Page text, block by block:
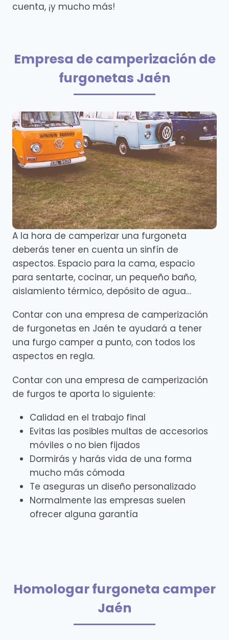
cuenta, ¡y mucho más!
Empresa de camperización de
furgonetas Jaén
A la hora de camperizar una furgoneta
deberás tener en cuenta un sinfín de
aspectos. Espacio para la cama, espacio
para sentarte, cocinar, un pequeño baño,
aislamiento térmico, depósito de agua…
Contar con una empresa de camperización
de furgonetas en Jaén te ayudará a tener
una furgo camper a punto, con todos los
aspectos en regla.
Contar con una empresa de camperización
de furgos te aporta lo siguiente:
Calidad en el trabajo final
Evitas las posibles multas de accesorios
móviles o no bien fijados
Dormirás y harás vida de una forma
mucho más cómoda
Te aseguras un diseño personalizado
Normalmente las empresas suelen
ofrecer alguna garantía
Homologar furgoneta camper
Jaén